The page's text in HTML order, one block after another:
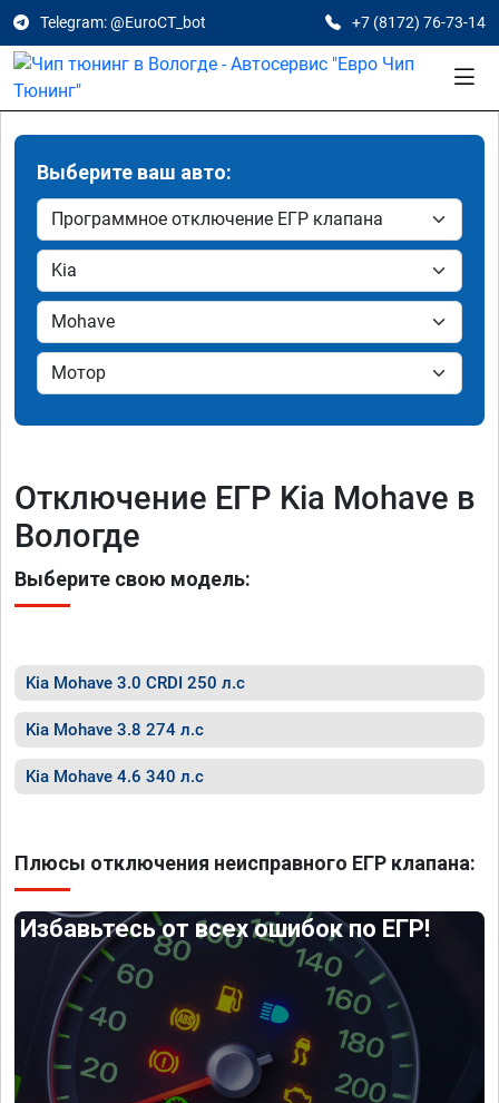
Telegram: @EuroCT_bot +7 (8172) 76-73-14
Выберите ваш авто:
Отключение ЕГР Kia Mohave в
Вологде
Выберите свою модель:
Kia Mohave 3.0 CRDI 250 л.с
Kia Mohave 3.8 274 л.с
Kia Mohave 4.6 340 л.с
Плюсы отключения неисправного ЕГР клапана:
Избавьтесь от всех ошибок по ЕГР!